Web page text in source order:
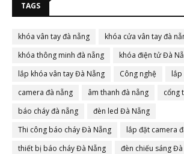
TAGS
khóa vân tay đà nẵng
khóa cửa vân tay đà
khóa thông minh đà nẵng
khóa điện tử Đà
lắp khóa vân tay Đà Nẵng
Công nghệ
lắp
camera đà nẵng
âm thanh đà nẵng
cổng
báo cháy đà nẵng
đèn led Đà Nẵng
Thi công báo cháy Đà Nẵng
lắp đặt camera
thiết bị báo cháy Đà Nẵng
đèn chiếu sáng